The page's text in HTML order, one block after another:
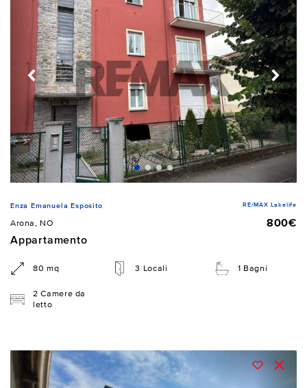
Enza Emanuela Esposito RE/MAX Lakelife
Arona, NO
800€
Appartamento
80 mq 3 Locali 1 Bagni
2 Camere da
letto